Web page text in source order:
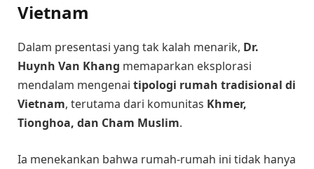
Vietnam
Dalam presentasi yang tak kalah menarik, Dr.
Huynh Van Khang memaparkan eksplorasi
mendalam mengenai tipologi rumah tradisional di
Vietnam, terutama dari komunitas Khmer,
Tionghoa, dan Cham Muslim.
Ia menekankan bahwa rumah-rumah ini tidak hanya